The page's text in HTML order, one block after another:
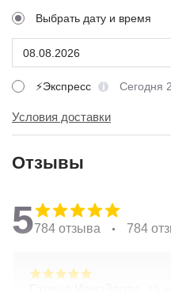
Выбрать дату и время
⚡Экспресс Сегодня
Условия доставки
Отзывы
5784 отзыва 784